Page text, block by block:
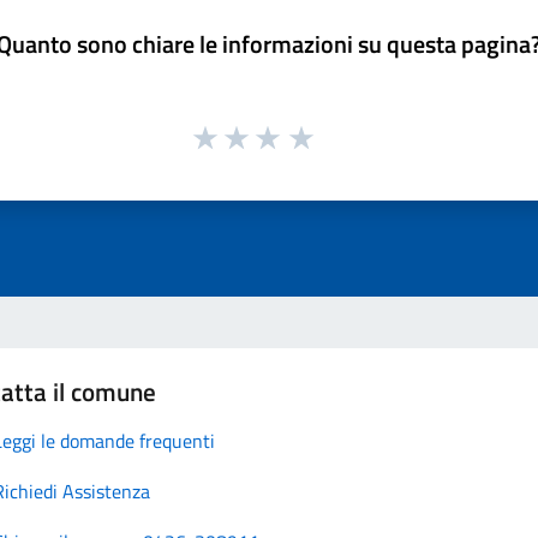
sono chiare le informazioni su questa
il comune
le domande frequenti
Assistenza